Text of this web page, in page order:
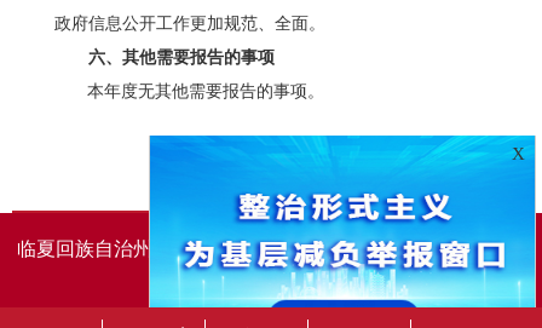
政府信息公开工作更加规范、全面。
六、其他需要报告的事项
本年度无其他需要报告的事项。
临夏回族自治州人民政府办公室主办 临夏回族自治州人民政
府信息中心承办
X